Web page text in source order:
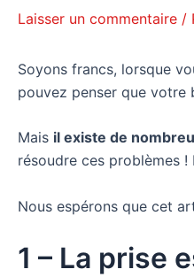
Laisser un commentaire /
Soyons francs, lorsque
pouvez penser que votre
Mais il existe de
résoudre ces problèmes
Nous espérons que cet
1 – La prise